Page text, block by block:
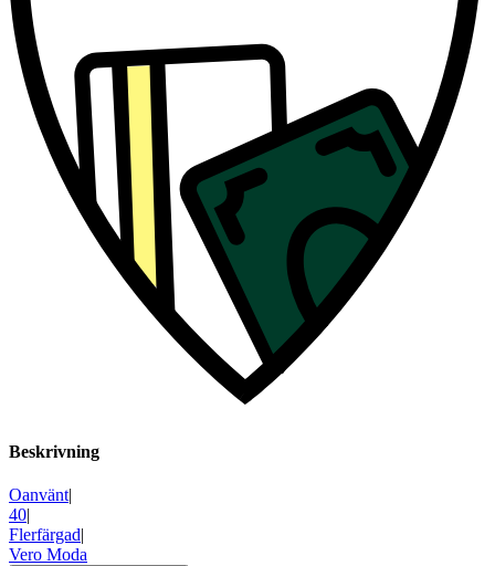
Beskrivning
Oanvänt|
40|
Flerfärgad|
Vero Moda